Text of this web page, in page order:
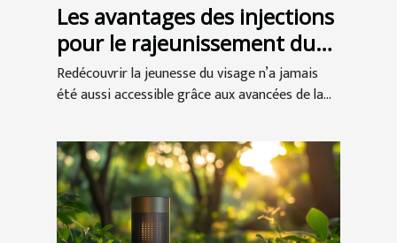
Les avantages des injections
pour le rajeunissement du
visage
Redécouvrir la jeunesse du visage n’a jamais
été aussi accessible grâce aux avancées de la...